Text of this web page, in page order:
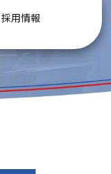
採用情報